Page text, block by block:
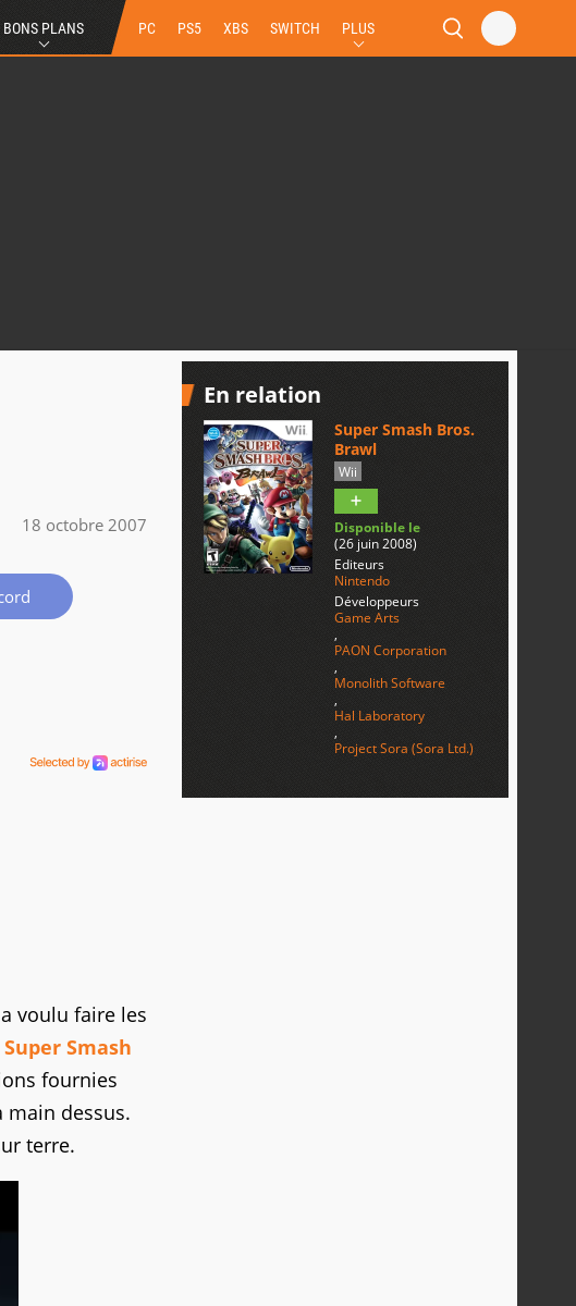
BONS PLANS PC PS5 XBS SWITCH PLUS
18 octobre 2007
a voulu faire les
Super Smash
fournies
dessus.
terre.
En relation
Super Smash Bros.
Brawl
Wii
Disponible le
(26 juin 2008)
Editeurs
Nintendo
Développeurs
Game Arts
,
PAON Corporation
,
Monolith Software
,
Hal Laboratory
,
Project Sora (Sora Ltd.)